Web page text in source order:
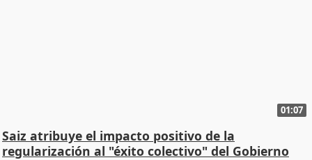
01:07
Saiz atribuye el impacto positivo de la
regularización al "éxito colectivo" del Gobierno